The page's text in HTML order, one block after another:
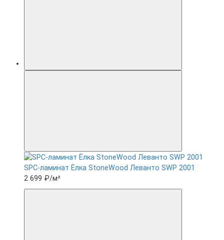
SPC-ламинат Ëлка StoneWood Леванто SWP 2001
2 699 ₽/м²